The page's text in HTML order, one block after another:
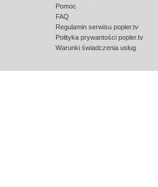
Pomoc
FAQ
Regulamin serwisu popler.tv
Polityka prywantości popler.tv
Warunki świadczenia usług